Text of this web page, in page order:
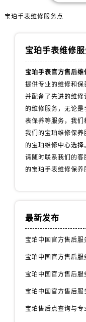
宝珀手表维修服务点
宝珀手表维修
宝珀手表官方售后维
提供专业的维修和保
并配备了先进的维
的维修服务，无论
表保养等服务，我们
我们的宝珀维修保
的宝珀维修中心选择
请随时联系我们的
的宝珀手表维修保养
最新发布